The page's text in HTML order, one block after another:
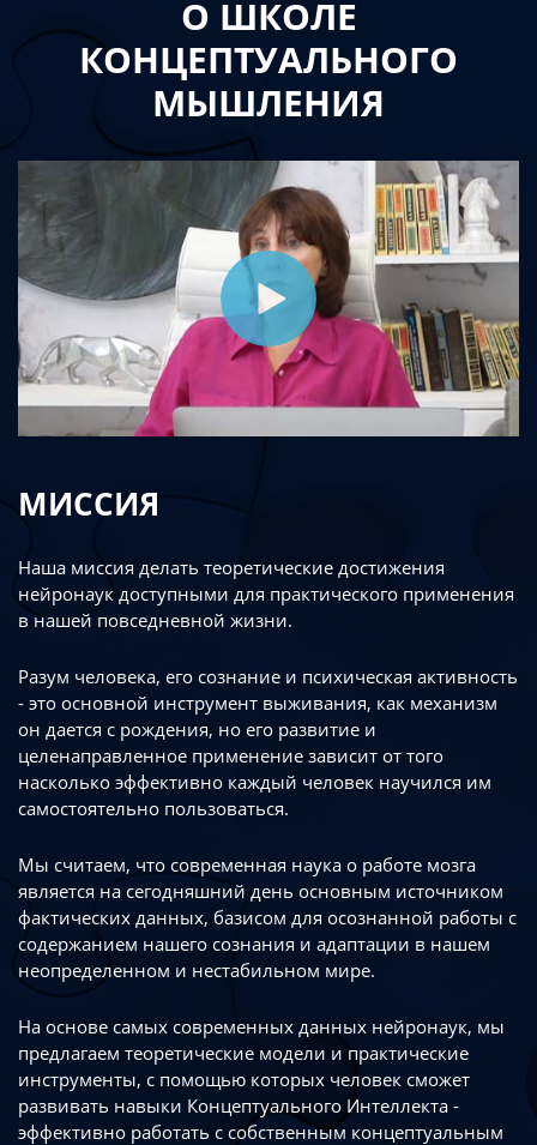
О ШКОЛЕ
КОНЦЕПТУАЛЬНОГО
МЫШЛЕНИЯ
МИССИЯ
Наша миссия делать теоретические достижения
нейронаук доступными для практического применения
в нашей повседневной жизни.
Разум человека, его сознание и психическая активность
- это основной инструмент выживания, как механизм
он дается с рождения, но его развитие и
целенаправленное применение зависит от того
насколько эффективно каждый человек научился им
самостоятельно пользоваться.
Мы считаем, что современная наука о работе мозга
является на сегодняшний день основным источником
фактических данных, базисом для осознанной работы с
содержанием нашего сознания и адаптации в нашем
неопределенном и нестабильном мире.
На основе самых современных данных нейронаук, мы
предлагаем теоретические модели и практические
инструменты, с помощью которых человек сможет
развивать навыки Концептуального Интеллекта -
эффективно работать с собственным концептуальным